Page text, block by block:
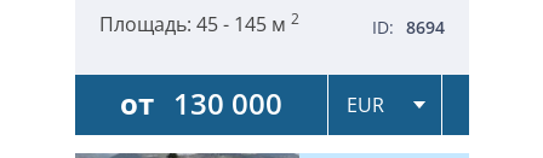
Площадь: 45 - 145 м 2 ID: 8694
от 130 000